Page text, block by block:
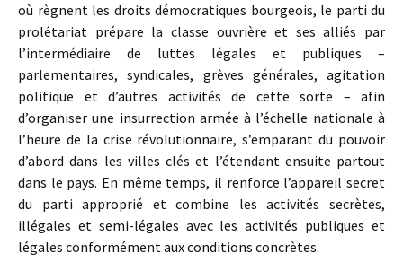
où règnent les droits démocratiques bourgeois, le parti du
prolétariat prépare la classe ouvrière et ses alliés par
l’intermédiaire de luttes légales et publiques –
parlementaires, syndicales, grèves générales, agitation
politique et d’autres activités de cette sorte – afin
d’organiser une insurrection armée à l’échelle nationale à
l’heure de la crise révolutionnaire, s’emparant du pouvoir
d’abord dans les villes clés et l’étendant ensuite partout
dans le pays. En même temps, il renforce l’appareil secret
du parti approprié et combine les activités secrètes,
illégales et semi-légales avec les activités publiques et
légales conformément aux conditions concrètes.